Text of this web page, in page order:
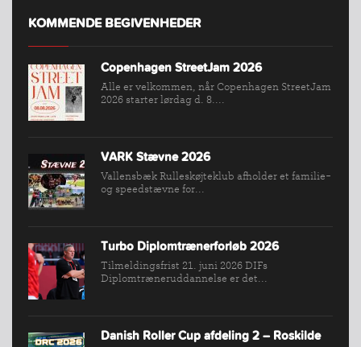
INDMELDELSE
BREDDEPULJE
NYHEDER
KLUB
SPORTSGRENE
FORBUNDET
KONKURRENCER
KOMMENDE BEGIVENHEDER
Copenhagen StreetJam 2026
Alle er velkommen, når Copenhagen StreetJam
2026 starter lørdag d. 8....
VARK Stævne 2026
Vallensbæk Rulleskøjteklub afholder et familie-
og speedstævne for...
Turbo Diplomtrænerforløb 2026
Tilmeldingsfrist 21. juni 2026 DIFs
Diplomtræneruddannelse er det...
Danish Roller Cup afdeling 2 – Roskilde